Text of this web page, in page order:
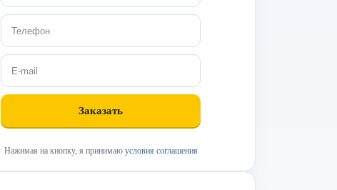
Нажимая на кнопку, я принимаю условия соглашения